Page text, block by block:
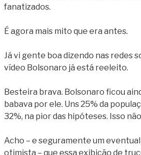
fanatizados.
É agora mais mito que era antes.
Já vi gente boa dizendo nas redes
vídeo Bolsonaro já está reeleito.
Besteira brava. Bolsonaro ficou
babava por ele. Uns 25% da
32%, na pior das hipóteses. Isso
Acho – e seguramente um
otimista – que essa exibição de